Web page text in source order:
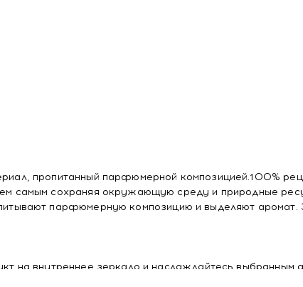
пропитанный парфюмерной композицией.100%
самым сохраняя окружающую среду и природные
парфюмерную композицию и выделяют аромат.
на внутреннее зеркало и наслаждайтесь выбранным